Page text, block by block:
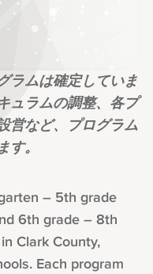
ラムは確定していま
ュラムの調整、各プ
営など、プログラム
す。
– 5th grade
6th grade – 8th
Clark County,
Each program